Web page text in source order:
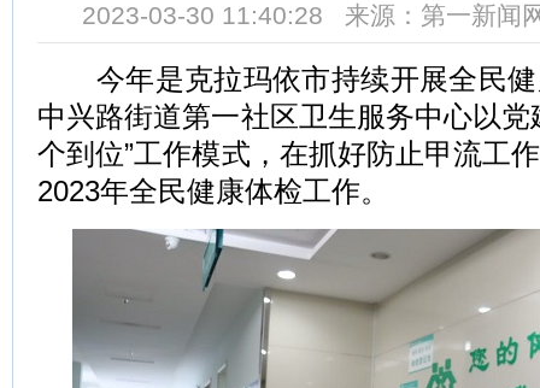
2023-03-30 11:40:28 来源：第一新闻
今年是克拉玛依市持续开展全民健
中兴路街道第一社区卫生服务中心以
个到位”工作模式，在抓好防止甲流工
2023年全民健康体检工作。